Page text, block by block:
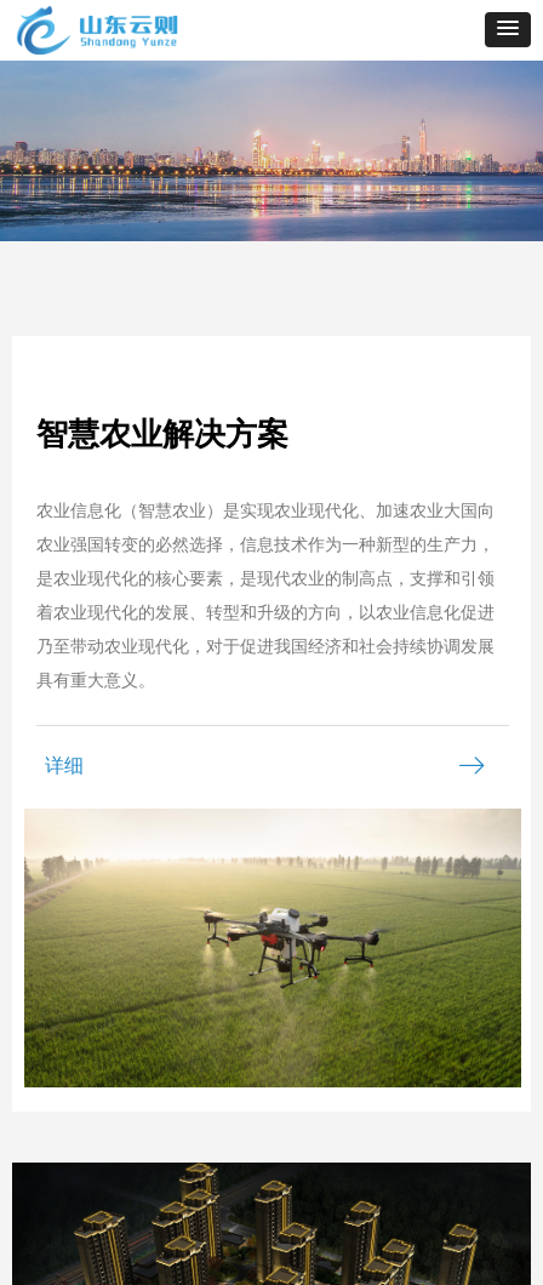
智慧农业解决方案
农业信息化（智慧农业）是实现农业现代化、加速农业大国向
农业强国转变的必然选择，信息技术作为一种新型的生产力，
是农业现代化的核心要素，是现代农业的制高点，支撑和引领
着农业现代化的发展、转型和升级的方向，以农业信息化促进
乃至带动农业现代化，对于促进我国经济和社会持续协调发展
具有重大意义。
详细 ꁹ